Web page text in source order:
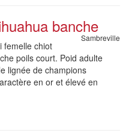
banche
Sambreville
femelle chiot
poils court. Poid adulte
lignée de champions
en or et élevé en